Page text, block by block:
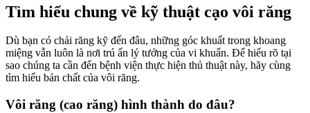
Tìm hiểu chung về kỹ thuật cạo vôi răng
Dù bạn có chải răng kỹ đến đâu, những góc khuất trong khoang
miệng vẫn luôn là nơi trú ẩn lý tưởng của vi khuẩn. Để hiểu rõ tại
sao chúng ta cần đến bệnh viện thực hiện thủ thuật này, hãy cùng
tìm hiểu bản chất của vôi răng.
Vôi răng (cao răng) hình thành do đâu?